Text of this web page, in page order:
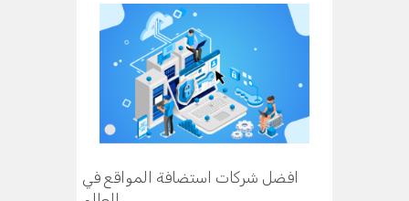
افضل شركات استضافة المواقع في